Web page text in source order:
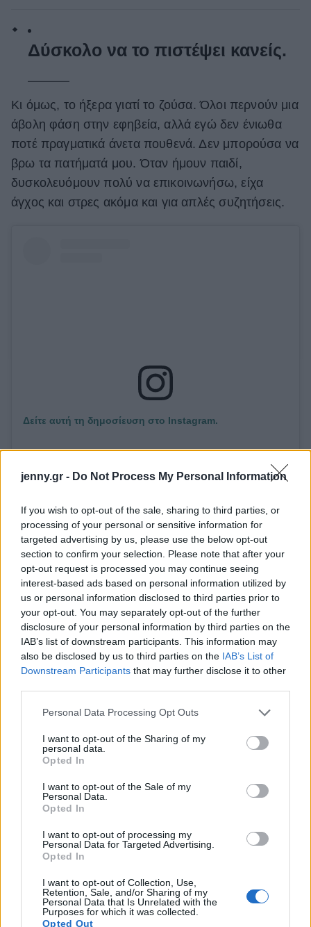
jenny.gr - Do Not Process My Personal Information
If you wish to opt-out of the sale, sharing to third parties, or
processing of your personal or sensitive information for
targeted advertising by us, please use the below opt-out
section to confirm your selection. Please note that after your
opt-out request is processed you may continue seeing
interest-based ads based on personal information utilized by
us or personal information disclosed to third parties prior to
your opt-out. You may separately opt-out of the further
disclosure of your personal information by third parties on the
IAB’s list of downstream participants. This information may
also be disclosed by us to third parties on the IAB’s List of
Downstream Participants that may further disclose it to other
Please note that this website/app uses one or more Google
not limited to your visit or usage behaviour. You may click to
grant or deny consent to Google and its third-party tags to
use your data for below specified purposes in below Google
consent section.
Personal Data Processing Opt Outs
I want to opt-out of the Sharing of my
personal data.
Opted In
I want to opt-out of the Sale of my
Personal Data.
Opted In
I want to opt-out of processing my
Personal Data for Targeted Advertising.
Opted In
I want to opt-out of Collection, Use,
Retention, Sale, and/or Sharing of my
Personal Data that Is Unrelated with the
Purposes for which it was collected.
Opted Out
Δύσκολο να το πιστέψει κανείς.
Κι όμως, το ήξερα γιατί το ζούσα. Όλοι περνούν μια
άβολη φάση στην εφηβεία, αλλά εγώ δεν ένιωθα
ποτέ πραγματικά άνετα πουθενά. Δεν μπορούσα να
βρω τα πατήματά μου. Όταν ήμουν παιδί,
δυσκολευόμουν πολύ να επικοινωνήσω, είχα
άγχος και στρες ακόμα και για απλές συζητήσεις.
Δείτε αυτή τη δημοσίευση στο Instagram.
Η δημοσίευση κοινοποιήθηκε από το χρήστη People Magazine (@people)